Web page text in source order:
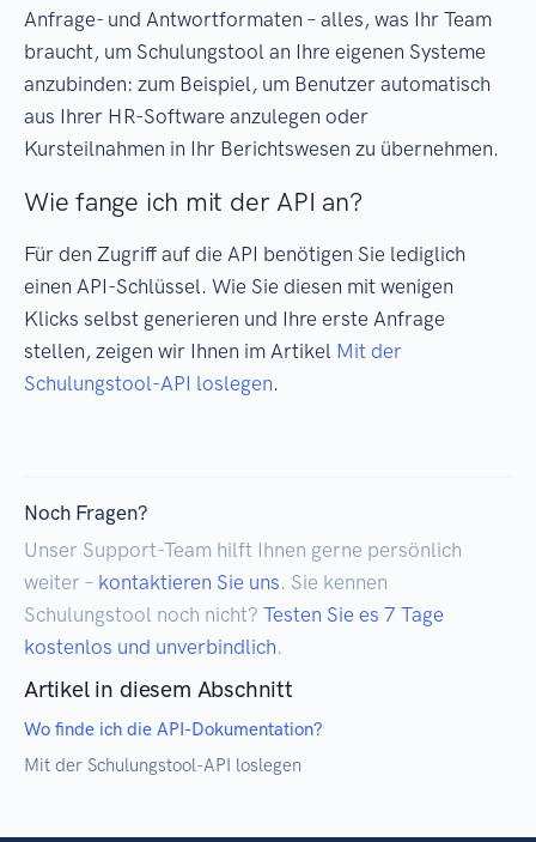
Anfrage- und Antwortformaten – alles, was Ihr Team
braucht, um Schulungstool an Ihre eigenen Systeme
anzubinden: zum Beispiel, um Benutzer automatisch
aus Ihrer HR-Software anzulegen oder
Kursteilnahmen in Ihr Berichtswesen zu übernehmen.
Wie fange ich mit der API an?
Für den Zugriff auf die API benötigen Sie lediglich
einen API-Schlüssel. Wie Sie diesen mit wenigen
Klicks selbst generieren und Ihre erste Anfrage
stellen, zeigen wir Ihnen im Artikel Mit der
Schulungstool-API loslegen.
Noch Fragen?
Unser Support-Team hilft Ihnen gerne persönlich
weiter – kontaktieren Sie uns. Sie kennen
Schulungstool noch nicht? Testen Sie es 7 Tage
kostenlos und unverbindlich.
Artikel in diesem Abschnitt
Wo finde ich die API-Dokumentation?
Mit der Schulungstool-API loslegen